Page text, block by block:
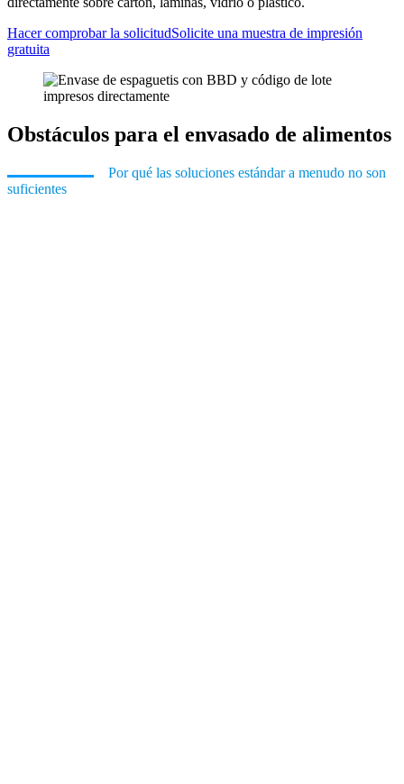
Hacer comprobar la solicitudSolicite una muestra de impresión
gratuita
Obstáculos para el envasado de alimentos
Por qué las soluciones estándar a menudo no son
suficientes